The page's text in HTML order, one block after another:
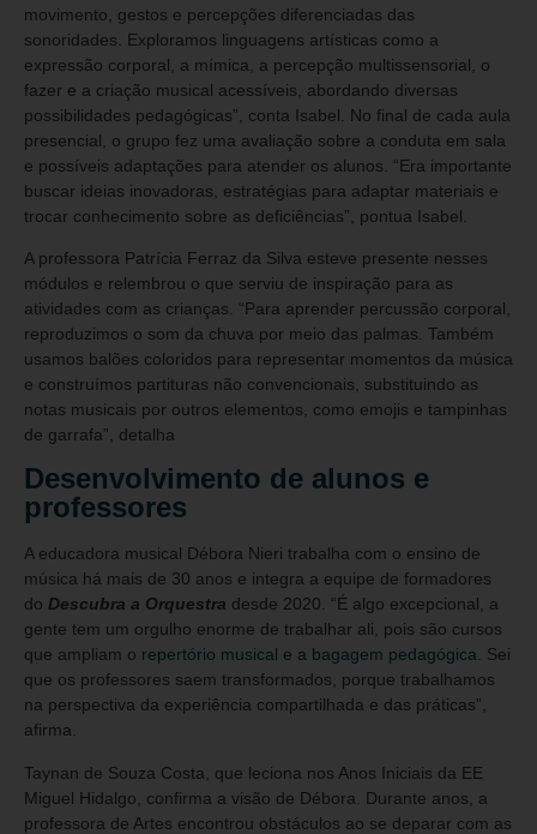
movimento, gestos e percepções diferenciadas das
sonoridades. Exploramos linguagens artísticas como a
expressão corporal, a mímica, a percepção multissensorial, o
fazer e a criação musical acessíveis, abordando diversas
possibilidades pedagógicas”, conta Isabel. No final de cada aula
presencial, o grupo fez uma avaliação sobre a conduta em sala
e possíveis adaptações para atender os alunos. “Era importante
buscar ideias inovadoras, estratégias para adaptar materiais e
trocar conhecimento sobre as deficiências”, pontua Isabel.
A professora Patrícia Ferraz da Silva esteve presente nesses
módulos e relembrou o que serviu de inspiração para as
atividades com as crianças. “Para aprender percussão corporal,
reproduzimos o som da chuva por meio das palmas. Também
usamos balões coloridos para representar momentos da música
e construímos partituras não convencionais, substituindo as
notas musicais por outros elementos, como emojis e tampinhas
de garrafa”, detalha
Desenvolvimento de alunos e
professores
A educadora musical Débora Nieri trabalha com o ensino de
música há mais de 30 anos e integra a equipe de formadores
do Descubra a Orquestra desde 2020. “É algo excepcional, a
gente tem um orgulho enorme de trabalhar ali, pois são cursos
que ampliam o repertório musical e a bagagem pedagógica. Sei
que os professores saem transformados, porque trabalhamos
na perspectiva da experiência compartilhada e das práticas”,
afirma.
Taynan de Souza Costa, que leciona nos Anos Iniciais da EE
Miguel Hidalgo, confirma a visão de Débora. Durante anos, a
professora de Artes encontrou obstáculos ao se deparar com as